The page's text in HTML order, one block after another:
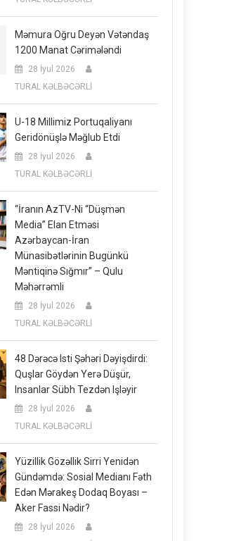
Məmura Oğru Deyən Vətəndaş
1200 Manat Cərimələndi
28 İyul 2026
TURAL KƏLBƏCƏRLİ
U-18 Millimiz Portuqaliyanı
Geridönüşlə Məğlub Etdi
28 İyul 2026
TURAL KƏLBƏCƏRLİ
“İranın AzTV-Ni “düşmən
Media” Elan Etməsi
Azərbaycan-İran
Münasibətlərinin Bugünkü
Məntiqinə Sığmır” – Qulu
Məhərrəmli
28 İyul 2026
TURAL KƏLBƏCƏRLİ
48 Dərəcə Isti Şəhəri Dəyişdirdi:
Quşlar Göydən Yerə Düşür,
Insanlar Sübh Tezdən Işləyir
28 İyul 2026
TURAL KƏLBƏCƏRLİ
Yüzillik Gözəllik Sirri Yenidən
Gündəmdə: Sosial Medianı Fəth
Edən Mərakeş Dodaq Boyası –
Aker Fassi Nədir?
28 İyul 2026